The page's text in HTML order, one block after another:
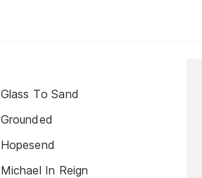
Glass To Sand
Grounded
Hopesend
Michael In Reign